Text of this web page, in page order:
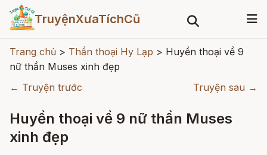
TruyệnXưaTíchCũ
Trang chủ > Thần thoại Hy Lạp > Huyền thoại về 9
nữ thần Muses xinh đẹp
← Truyện trước
Truyện sau →
Huyền thoại về 9 nữ thần Muses
xinh đẹp